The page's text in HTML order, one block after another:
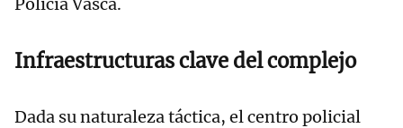
Infraestructuras clave del complejo
Dada su naturaleza táctica, el centro policial